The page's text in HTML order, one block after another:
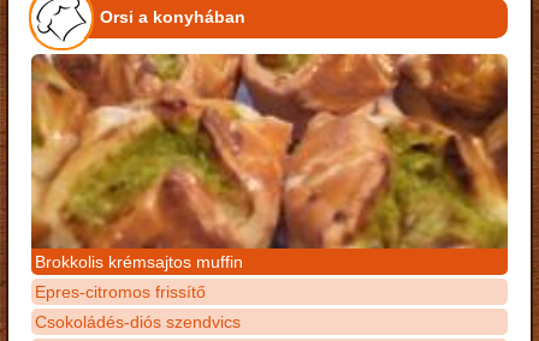
Orsi a konyhában
Brokkolis krémsajtos muffin
Epres-citromos frissítő
Csokoládés-diós szendvics